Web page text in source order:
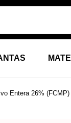
Entera 26% (FCMP)